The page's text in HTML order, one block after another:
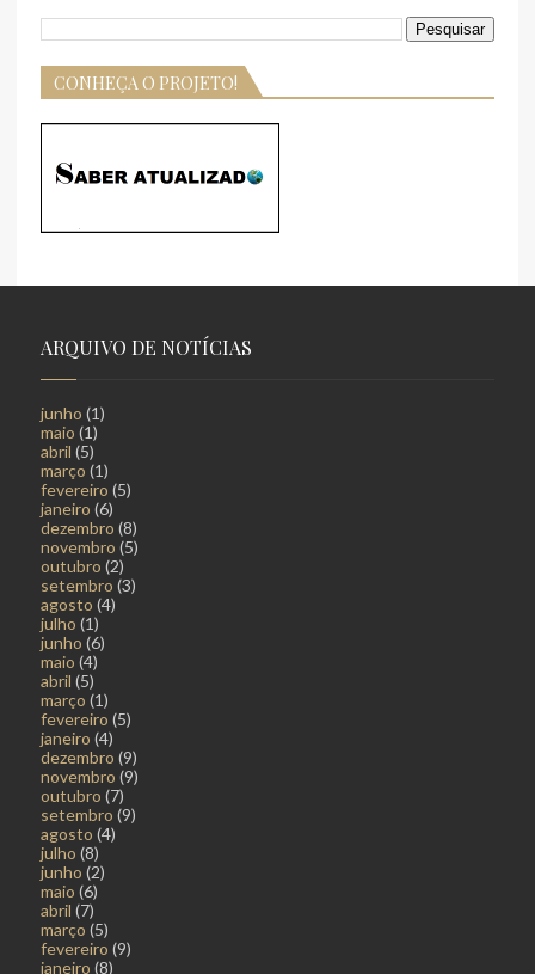
CONHEÇA O PROJETO!
ARQUIVO DE NOTÍCIAS
junho (1)
maio (1)
abril (5)
março (1)
fevereiro (5)
janeiro (6)
dezembro (8)
novembro (5)
outubro (2)
setembro (3)
agosto (4)
julho (1)
junho (6)
maio (4)
abril (5)
março (1)
fevereiro (5)
janeiro (4)
dezembro (9)
novembro (9)
outubro (7)
setembro (9)
agosto (4)
julho (8)
junho (2)
maio (6)
abril (7)
março (5)
fevereiro (9)
janeiro (8)